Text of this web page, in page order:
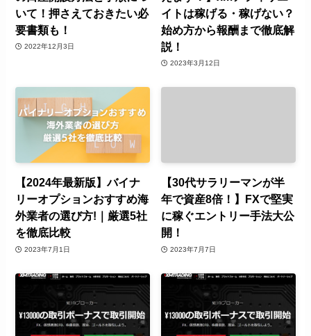
いて！押さえておきたい必
要書類も！
2022年12月3日
イトは稼げる・稼げない？
始め方から報酬まで徹底解
説！
2023年3月12日
【2024年最新版】バイナ
リーオプションおすすめ海
外業者の選び方!｜厳選5社
を徹底比較
2023年7月1日
【30代サラリーマンが半
年で資産8倍！】FXで堅実
に稼ぐエントリー手法大公
開！
2023年7月7日